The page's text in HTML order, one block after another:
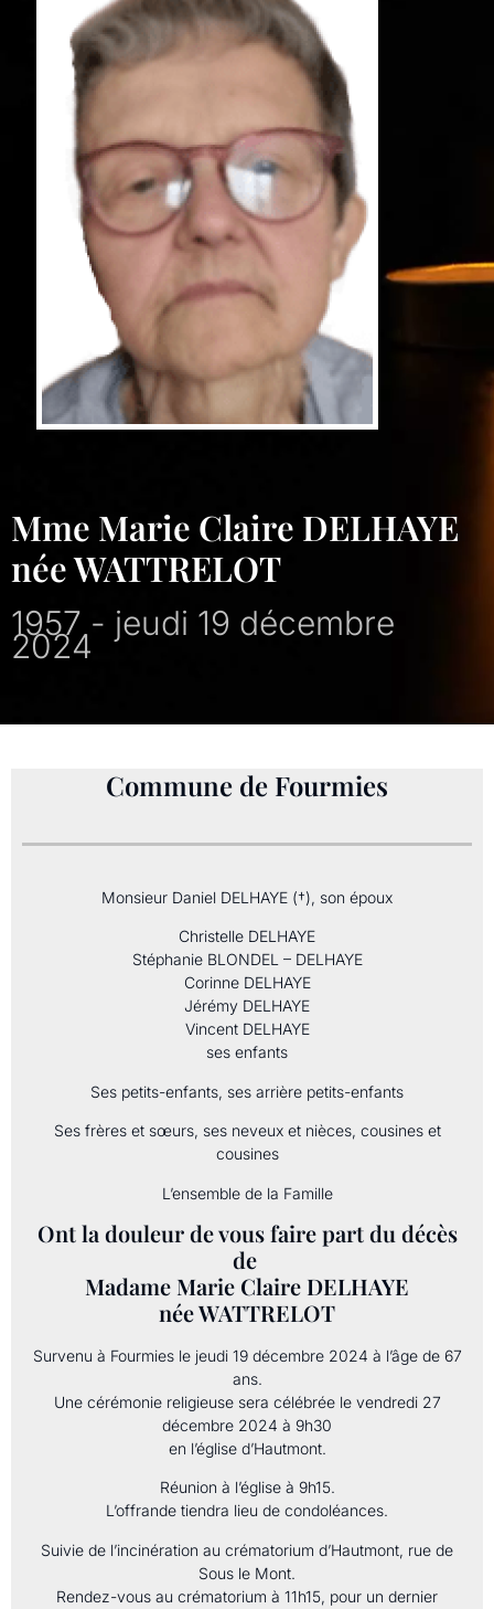
Mme Marie Claire DELHAYE
née WATTRELOT
1957 - jeudi 19 décembre
2024
Commune de Fourmies
Monsieur Daniel DELHAYE (†), son époux
Christelle DELHAYE
Stéphanie BLONDEL – DELHAYE
Corinne DELHAYE
Jérémy DELHAYE
Vincent DELHAYE
ses enfants
Ses petits-enfants, ses arrière petits-enfants
Ses frères et sœurs, ses neveux et nièces, cousines et
cousines
L’ensemble de la Famille
Ont la douleur de vous faire part du décès
de
Madame Marie Claire DELHAYE
née WATTRELOT
Survenu à Fourmies le jeudi 19 décembre 2024 à l’âge de 67
ans.
Une cérémonie religieuse sera célébrée le vendredi 27
décembre 2024 à 9h30
en l’église d’Hautmont.
Réunion à l’église à 9h15.
L’offrande tiendra lieu de condoléances.
Suivie de l’incinération au crématorium d’Hautmont, rue de
Sous le Mont.
Rendez-vous au crématorium à 11h15, pour un dernier